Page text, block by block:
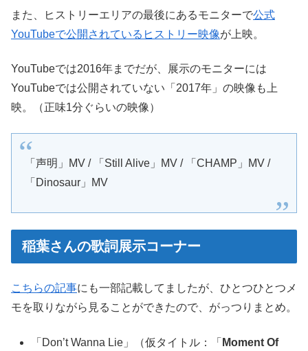
また、ヒストリーエリアの最後にあるモニターで公式
YouTubeで公開されているヒストリー映像が上映。
YouTubeでは2016年までだが、展示のモニターには
YouTubeでは公開されていない「2017年」の映像も上
映。（正味1分ぐらいの映像）
「声明」MV / 「Still Alive」MV / 「CHAMP」MV /
「Dinosaur」MV
稲葉さんの歌詞展示コーナー
こちらの記事にも一部記載してましたが、ひとつひとつメ
モを取りながら見ることができたので、がっつりまとめ。
「Don’t Wanna Lie」（仮タイトル：「 Moment Of